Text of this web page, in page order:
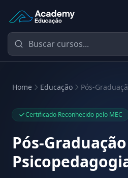
Academy Educação — Página
Home Educação Pós-
Certificado Reconhecido pelo MEC
Pós-